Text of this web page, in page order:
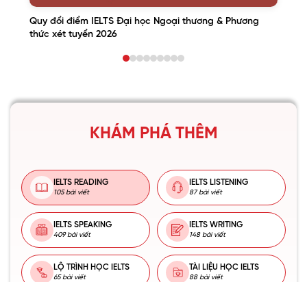
Quy đổi điểm IELTS Đại học Ngoại thương & Phương
thức xét tuyển 2026
KHÁM PHÁ THÊM
IELTS READING
105 bài viết
IELTS LISTENING
87 bài viết
IELTS SPEAKING
409 bài viết
IELTS WRITING
148 bài viết
LỘ TRÌNH HỌC IELTS
65 bài viết
TÀI LIỆU HỌC IELTS
88 bài viết